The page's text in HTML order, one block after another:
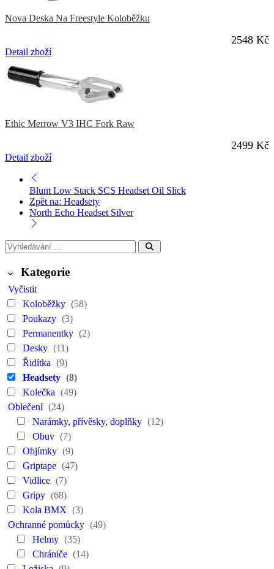
Nova Deska Na Freestyle Koloběžku
2548 Kč
Detail zboží
Ethic Merrow V3 IHC Fork Raw
2499 Kč
Detail zboží
Blunt Low Stack SCS Headset Oil Slick
Zpět na: Headsety
North Echo Headset Silver
Kategorie
Vyčistit
Koloběžky (58)
Poukazy (3)
Permanentky (2)
Desky (11)
Řidítka (9)
Headsety (8)
Kolečka (49)
Oblečení (24)
Narámky, přívěsky, doplňky (12)
Obuv (7)
Objímky (9)
Griptape (47)
Vidlice (7)
Gripy (68)
Kola BMX (3)
Ochranné pomůcky (49)
Helmy (35)
Chrániče (14)